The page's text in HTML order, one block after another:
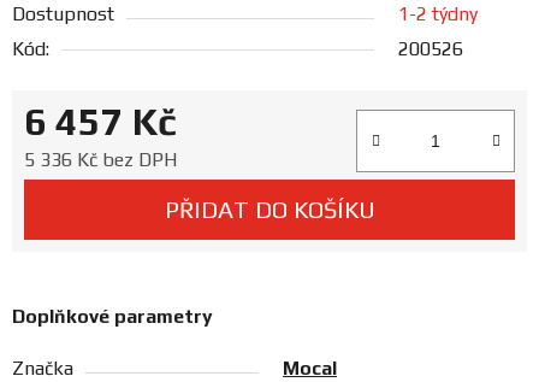
Blog
Ceníky
a
katalogy
Dostupnost
1-2 týdny
Kód:
200526
6 457 Kč
5 336 Kč bez DPH
PŘIDAT DO KOŠÍKU
Doplňkové parametry
Značka Mocal